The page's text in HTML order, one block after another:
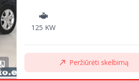
125 KW
Peržiūrėti skelbimą